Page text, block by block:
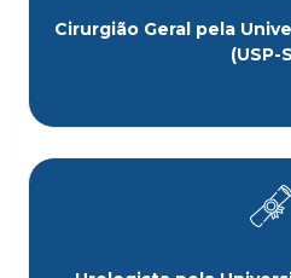
Cirurgião Geral pela
(USP-